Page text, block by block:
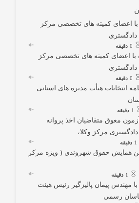
اعضای کمیته های تخصصی مرکز
0 دقیقه
با اعضای کمیته های تخصصی مرکز
0 دقیقه
انتخابات هیأت مدیره های استانی
1 دقیقه
معوق متقاضیان اخذ پروانه
مرکز وکلا،
1 دقیقه
همایش حقوق شهروندی ( ویژه مرکز
1 دقیقه
مهندس پیمان پالیزگیر رئیس هیئت
رسمی